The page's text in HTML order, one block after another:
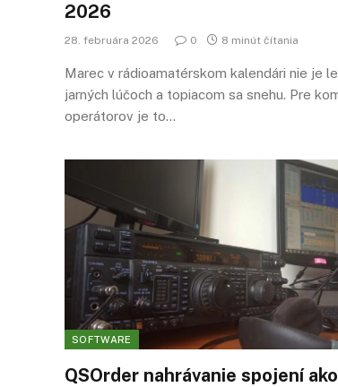
2026
28. februára 2026 0 8 minút čítania
Marec v rádioamatérskom kalendári nie je
jarných lúčoch a topiacom sa snehu. Pre
operátorov je to…
SOFTWARE
QSOrder nahrávanie spojení ako